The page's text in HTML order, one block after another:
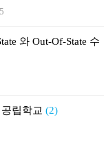
와 Out-Of-State 수
립학교 (2)